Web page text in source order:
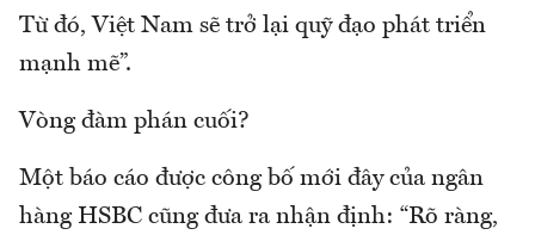
Từ đó, Việt Nam sẽ trở lại quỹ đạo phát triển
mạnh mẽ”.
Vòng đàm phán cuối?
Một báo cáo được công bố mới đây của ngân
hàng HSBC cũng đưa ra nhận định: “Rõ ràng,